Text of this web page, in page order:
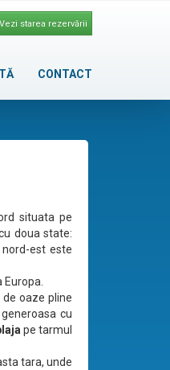
Vezi starea rezervării
CONTACT
situata pe
doua state:
est este
Europa.
oaze pline
cu
pe tarmul
tara, unde